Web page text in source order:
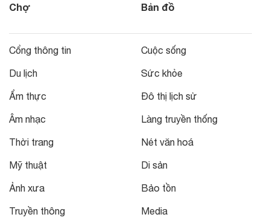
Chợ Bản đồ
Cổng thông tin
Du lịch
Ẩm thực
Âm nhạc
Thời trang
Mỹ thuật
Ảnh xưa
Truyền thông
Cuộc sống
Sức khỏe
Đô thị lịch sử
Làng truyền thống
Nét văn hoá
Di sản
Bảo tồn
Media